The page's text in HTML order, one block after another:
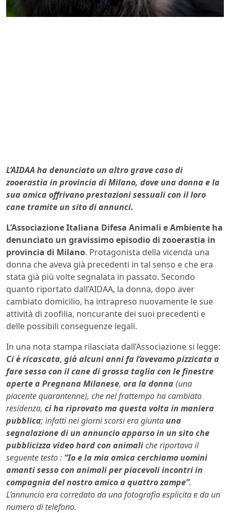
L’AIDAA ha denunciato un altro grave caso di
zooerastia in provincia di Milano, dove una donna e la
sua amica offrivano prestazioni sessuali con il loro
cane tramite un sito di annunci.
L’Associazione Italiana Difesa Animali e Ambiente ha
denunciato un gravissimo episodio di zooerastia in
provincia di Milano. Protagonista della vicenda una
donna che aveva già precedenti in tal senso e che era
stata già più volte segnalata in passato. Secondo
quanto riportato dall’AIDAA, la donna, dopo aver
cambiato domicilio, ha intrapreso nuovamente le sue
attività di zoofilia, noncurante dei suoi precedenti e
delle possibili conseguenze legali.
In una nota stampa rilasciata dall’Associazione si legge:
Ci è ricascata, già alcuni anni fa l’avevamo pizzicata a
fare sesso con il cane di grossa taglia con le finestre
aperte a Pregnana Milanese, ora la donna(una
piacente quarantenne), che nel frattempo ha cambiato
residenza, ci ha riprovato ma questa volta in maniera
pubblica; infatti nei giorni scorsi era giunta una
segnalazione di un annuncio apparso in un sito che
pubblicizza video hard con animaliche riportava il
seguente testo : “Io e la mia amica cerchiamo uomini
amanti sesso con animali per piacevoli incontri in
compagnia del nostro amico a quattro zampe”.
L’annuncio era corredato da una fotografia esplicita e da un
numero di telefono.